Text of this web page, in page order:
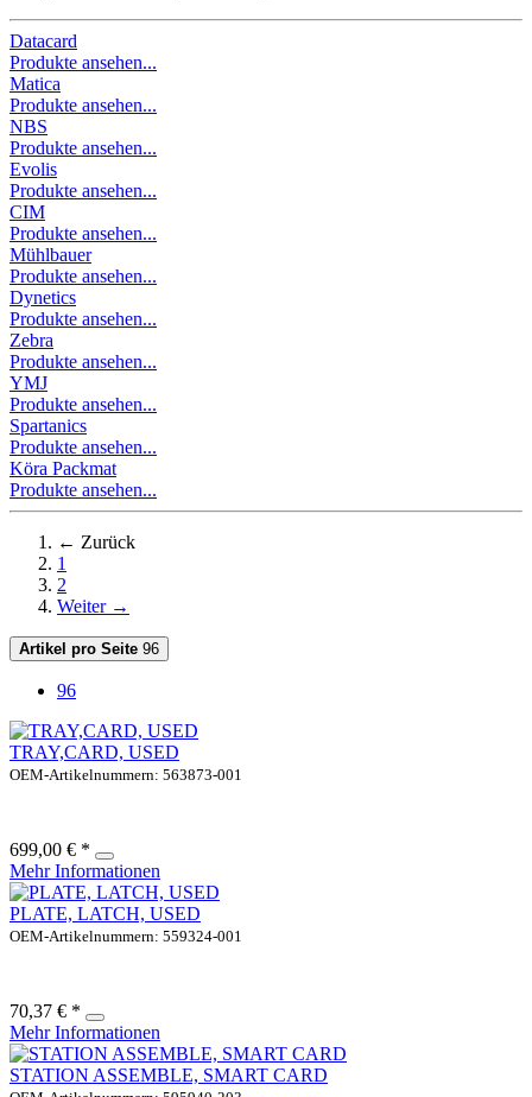
Datacard
Produkte ansehen...
Matica
Produkte ansehen...
NBS
Produkte ansehen...
Evolis
Produkte ansehen...
CIM
Produkte ansehen...
Mühlbauer
Produkte ansehen...
Dynetics
Produkte ansehen...
Zebra
Produkte ansehen...
YMJ
Produkte ansehen...
Spartanics
Produkte ansehen...
Köra Packmat
Produkte ansehen...
← Zurück
1
2
Weiter →
Artikel pro Seite 96
96
TRAY,CARD, USED
OEM-Artikelnummern: 563873-001
699,00 € *
Mehr Informationen
PLATE, LATCH, USED
OEM-Artikelnummern: 559324-001
70,37 € *
Mehr Informationen
STATION ASSEMBLE, SMART CARD